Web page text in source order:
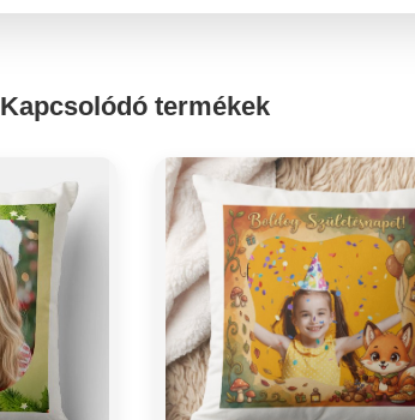
Kapcsolódó termékek